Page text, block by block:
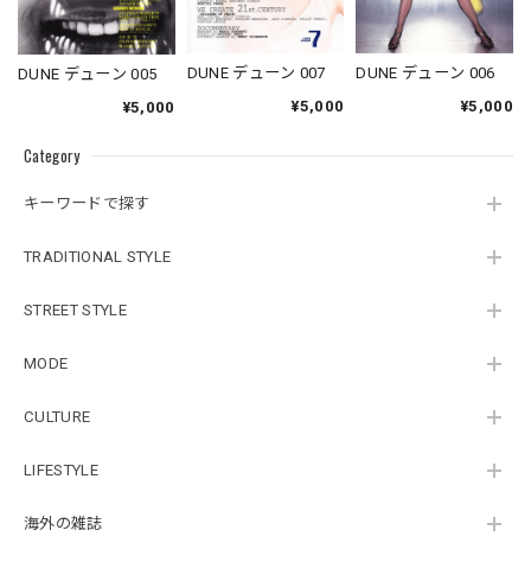
Category
キーワードで探す
TRADITIONAL STYLE
STREET STYLE
MODE
CULTURE
LIFESTYLE
海外の雑誌
DUNE デューン 005
¥5,000
DUNE デューン 007
¥5,000
DUNE デューン 006
¥5,000